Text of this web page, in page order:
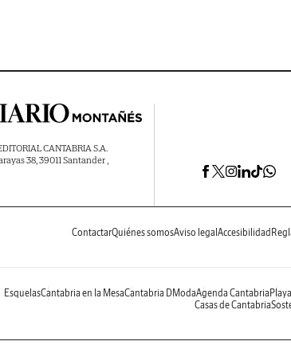
CANTABRIA S.A.
38, 39011 Santander ,
ContactarQuiénes somosAviso legal Accesibilidad
EsquelasCantabria en la MesaCantabria DModaAgenda Cantabria
Casas de Cantabria